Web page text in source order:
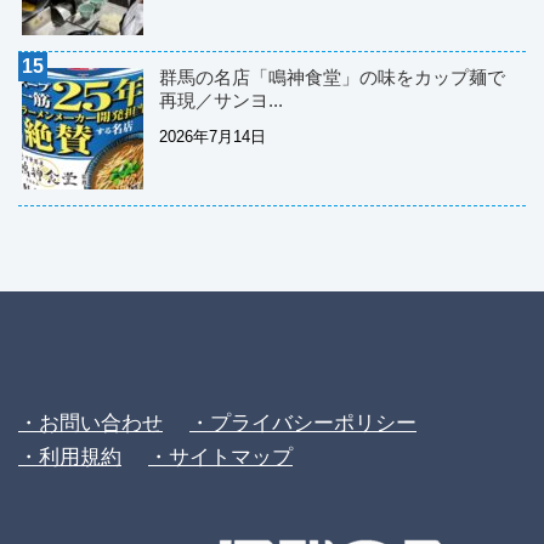
群馬の名店「鳴神食堂」の味をカップ麺で
再現／サンヨ...
2026年7月14日
・お問い合わせ
・プライバシーポリシー
・利用規約
・サイトマップ